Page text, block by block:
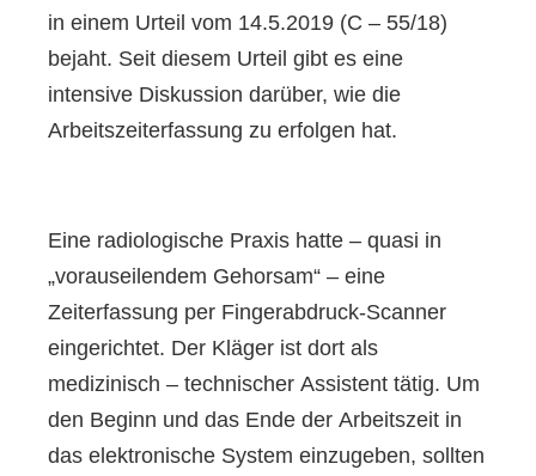
in einem Urteil vom 14.5.2019 (C – 55/18)
bejaht. Seit diesem Urteil gibt es eine
intensive Diskussion darüber, wie die
Arbeitszeiterfassung zu erfolgen hat.
Eine radiologische Praxis hatte – quasi in
„vorauseilendem Gehorsam“ – eine
Zeiterfassung per Fingerabdruck-Scanner
eingerichtet. Der Kläger ist dort als
medizinisch – technischer Assistent tätig. Um
den Beginn und das Ende der Arbeitszeit in
das elektronische System einzugeben, sollten